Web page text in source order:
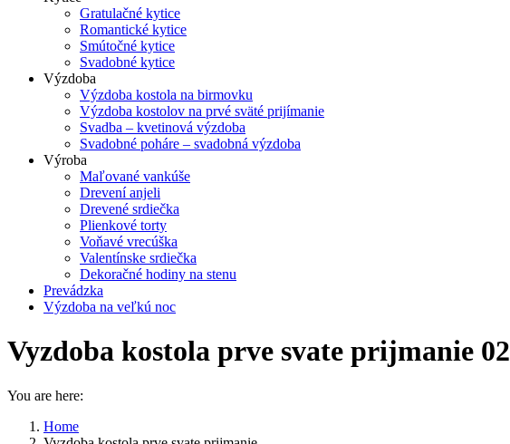
Gratulačné kytice
Romantické kytice
Smútočné kytice
Svadobné kytice
Výzdoba
Výzdoba kostola na birmovku
Výzdoba kostolov na prvé sväté prijímanie
Svadba – kvetinová výzdoba
Svadobné poháre – svadobná výzdoba
Výroba
Maľované vankúše
Drevení anjeli
Drevené srdiečka
Plienkové torty
Voňavé vrecúška
Valentínske srdiečka
Dekoračné hodiny na stenu
Prevádzka
Výzdoba na veľkú noc
Vyzdoba kostola prve svate prijmanie 02
You are here:
Home